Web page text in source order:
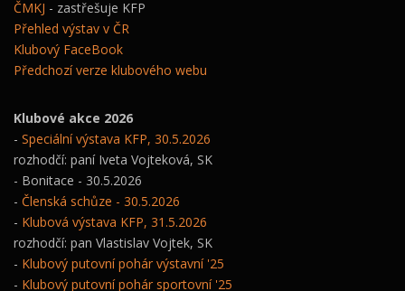
ČMKJ - zastřešuje KFP
Přehled výstav v ČR
Klubový FaceBook
Předchozí verze klubového webu
Klubové akce 2026
- Speciální výstava KFP, 30.5.2026
rozhodčí: paní Iveta Vojteková, SK
- Bonitace - 30.5.2026
- Členská schůze - 30.5.2026
- Klubová výstava KFP, 31.5.2026
rozhodčí: pan Vlastislav Vojtek, SK
- Klubový putovní pohár výstavní '25
- Klubový putovní pohár sportovní '25